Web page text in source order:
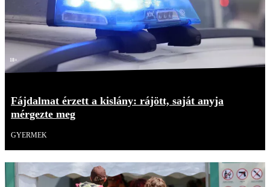
18+
Fájdalmat érzett a kislány: rájött, saját anyja
mérgezte meg
GYERMEK